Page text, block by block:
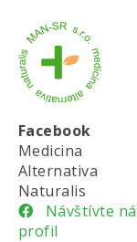
Facebook
Medicina
Alternativa
Naturalis
Návštívte
profil